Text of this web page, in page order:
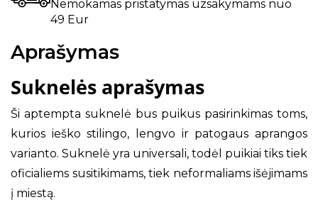
Nemokamas pristatymas uzsakymams nuo
49 Eur
Aprašymas
Suknelės aprašymas
Ši aptempta suknelė bus puikus pasirinkimas toms,
kurios ieško stilingo, lengvo ir patogaus aprangos
varianto. Suknelė yra universali, todėl puikiai tiks tiek
oficialiems susitikimams, tiek neformaliams išėjimams
į miestą.